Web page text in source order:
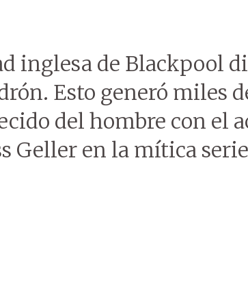
inglesa de Blackpool
Esto generó miles
del hombre con el
Geller en la mítica serie